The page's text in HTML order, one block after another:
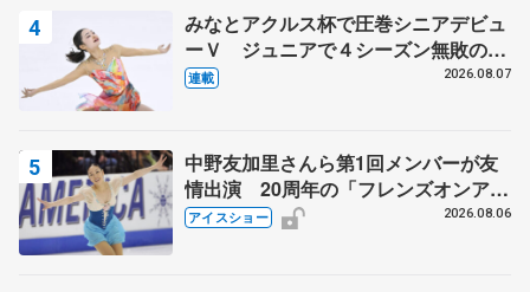
みなとアクルス杯で圧巻シニアデビュ
ーＶ ジュニアで４シーズン無敗の島
田麻央
連載 2026.08.07
中野友加里さんら第1回メンバーが友
情出演 20周年の「フレンズオンアイ
ス」 宮本賢二さん、有川梨絵さん、
アイスショー 2026.08.06